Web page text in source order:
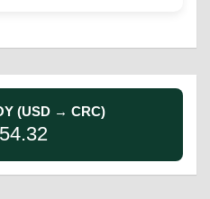
(USD → CRC)